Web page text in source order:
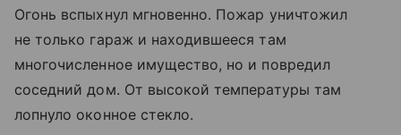
Огонь вспыхнул мгновенно. Пожар уничтожил
не только гараж и находившееся там
многочисленное имущество, но и повредил
соседний дом. От высокой температуры там
лопнуло оконное стекло.